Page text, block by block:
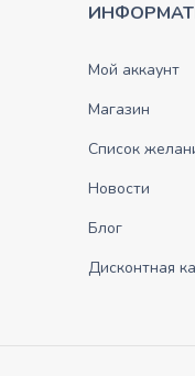
Мой аккаунт
Магазин
Список
Новости
Блог
Дисконтная